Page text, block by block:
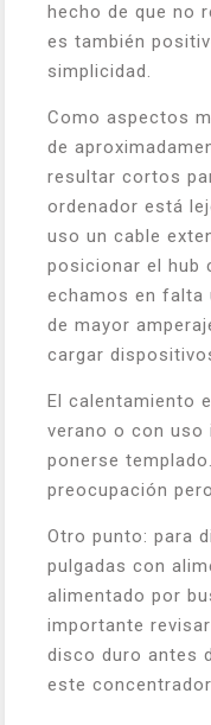
hecho de que no
es también
simplicidad.
Como aspectos
de
resultar cortos
ordenador está
uso un cable
posicionar el hub
echamos en falta
de mayor
cargar
El calentamiento
verano o con uso
ponerse
preocupación
Otro punto: para
pulgadas con
alimentado por
importante
disco duro antes
este